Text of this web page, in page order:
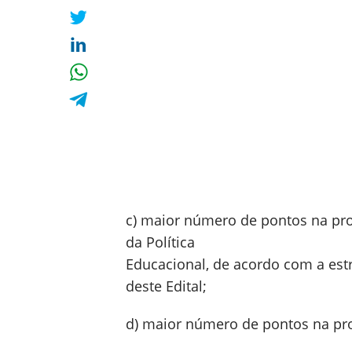
c) maior número de pontos na
da Política
Educacional, de acordo com a
deste Edital;
d) maior número de pontos na